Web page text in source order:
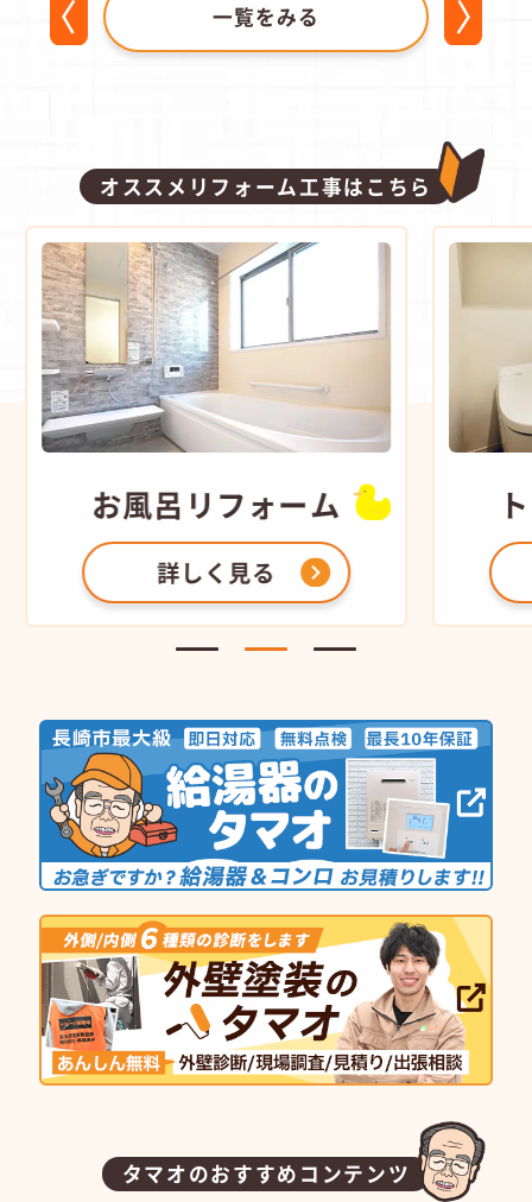
一覧をみる
オススメリフォーム工事はこちら
お風呂 リフォーム
詳しく見る
タマオのおすすめコンテンツ